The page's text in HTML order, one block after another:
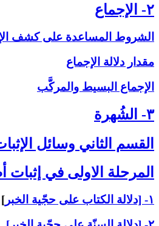
۲- الإجماع‏
الشروط المساعدة على‏ كشف
مقدار دلالة الإجماع
الإجماع البسيط والمركَّب
۳- الشُهرة
القسم الثاني ‏وسائل
المرحلة الاولى ‏في إثبات
۱- [دلالة الكتاب على حجّية الخبر
]